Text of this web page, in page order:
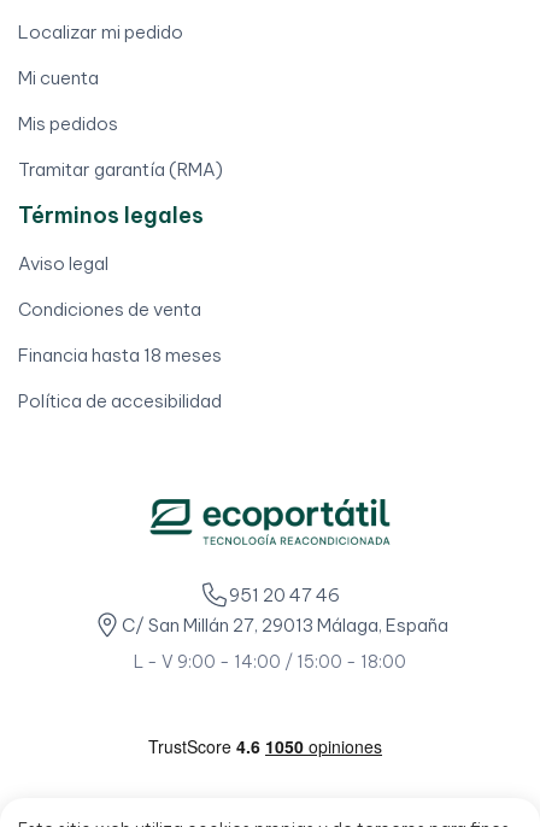
Localizar mi pedido
Mi cuenta
Mis pedidos
Tramitar garantía (RMA)
Términos legales
Aviso legal
Condiciones de venta
Financia hasta 18 meses
Política de accesibilidad
951 20 47 46
C/ San Millán 27, 29013 Málaga, España
L - V 9:00 - 14:00 / 15:00 - 18:00